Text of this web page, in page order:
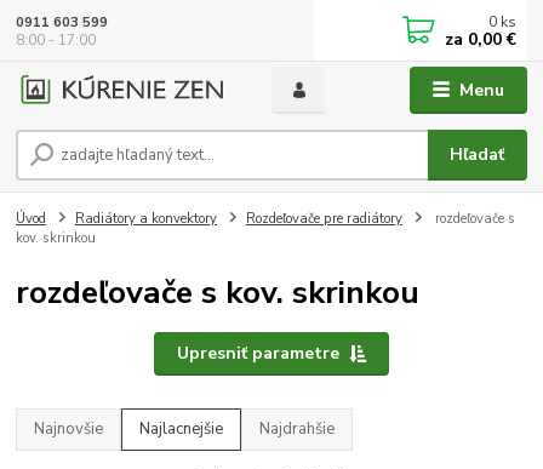
Menu
Hľadať
0911 603 599
8:00 - 17:00
0 ks
za 0,00 €
Úvod Radiátory a konvektory Rozdeľovače pre radiátory
rozdeľovače s
kov. skrinkou
rozdeľovače s kov. skrinkou
Upresniť parametre
Najnovšie Najlacnejšie Najdrahšie